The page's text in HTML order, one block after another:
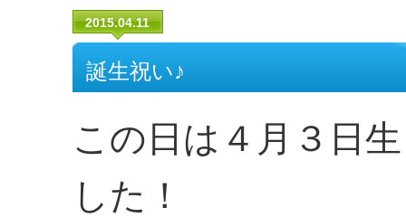
2015.04.11
誕生祝い♪
この日は４月３日
した！